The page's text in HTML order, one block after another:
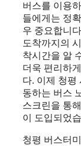
버스를 이용
들에게는 정
우 중요합니
도착까지의
착시간을 알
더욱 편리하
다. 이제 청평
동하는 버스
스크린을 통
이 도입되었
청평 버스터